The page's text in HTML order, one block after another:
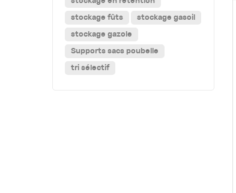
stockage fûts stockage gasoil
stockage gazole
Supports sacs poubelle
tri sélectif